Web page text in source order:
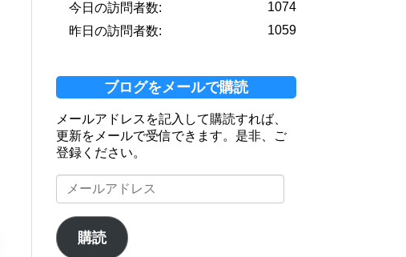
1074
今日の訪問者数:
1059
昨日の訪問者数:
ブログをメールで購読
メールアドレスを記入して購読すれば、
更新をメールで受信できます。是非、ご
登録ください。
メ
ー
ア
ド
購読